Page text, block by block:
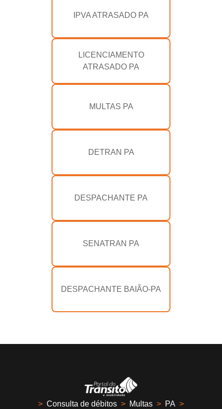
IPVA ATRASADO PA
LICENCIAMENTO
ATRASADO PA
MULTAS PA
DETRAN PA
DESPACHANTE PA
SENATRAN PA
DESPACHANTE BAIÃO-PA
> Consulta de débitos > Multas > PA >